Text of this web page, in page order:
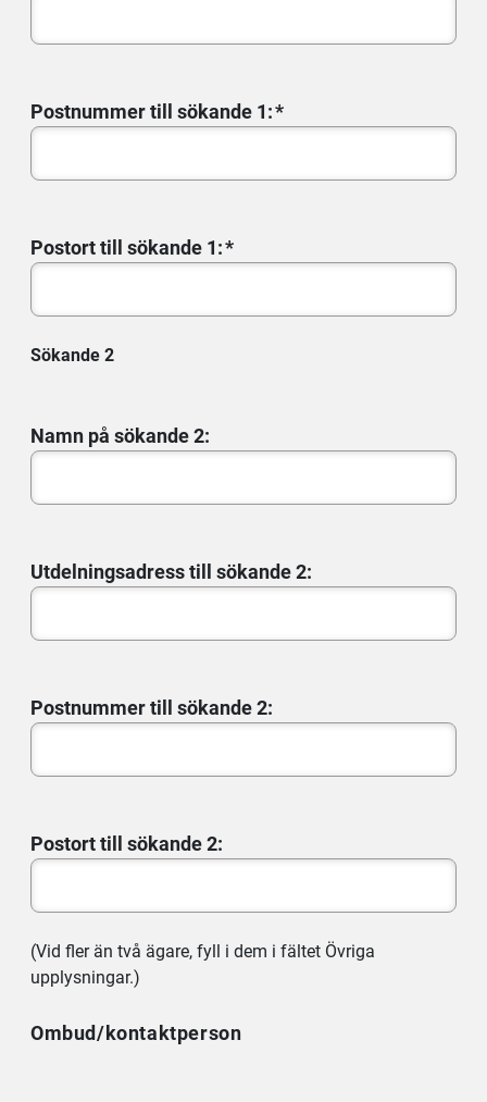
Postnummer till sökande 1:
Postort till sökande 1:
Sökande 2
Namn på sökande 2:
Utdelningsadress till sökande 2:
Postnummer till sökande 2:
Postort till sökande 2:
(Vid fler än två ägare, fyll i dem i fältet Övriga
upplysningar.)
Ombud/kontaktperson